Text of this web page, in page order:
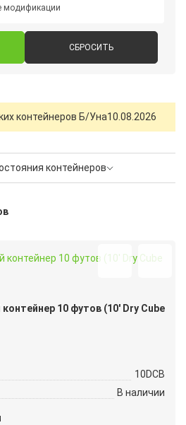
модификации
СБРОСИТЬ
контейнеров Б/Уна10.08.2026
контейнеров
10 футов (10′ Dry Cube
10DCB
В наличии